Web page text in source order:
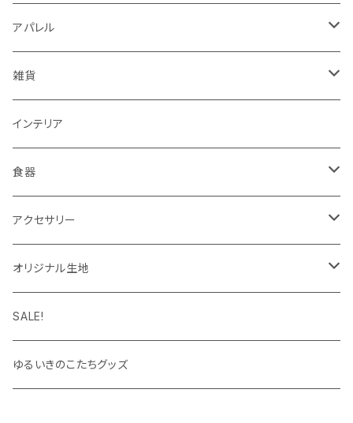
スタンプ・はんこ
ノート・手帳・カレンダー
ラッピングペーパー・封筒
インク
スマホリング
マルチクロス（メガネ拭き）
トートバッグ・ランチバッグ
がま口バッグ
アパレル
Tシャツ
ワンピース
タイツ・レギンス
靴下
パーカー
キャップ・ハット
キッズサイズ
雑貨
ポーチ
トートバッグ
ケース
キーホルダー
ハンカチ
インテリア
食器
マグカップ
カップ＆ソーサー
アクセサリー
ブローチ
オリジナル生地
オックスフォード
シーチング
SALE!
ゆるいきのこたちグッズ